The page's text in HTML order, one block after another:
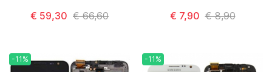
€ 59,30 € 66,60 € 7,90 € 8,90
-11% -11%